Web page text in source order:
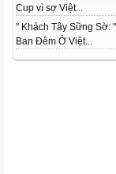
Cup vì sợ Việt...
" Khách Tây Sững Sờ:
Ban Đêm Ở Việt...